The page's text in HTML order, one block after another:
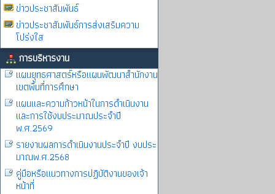
ข่าวประชาสัมพันธ์
ข่าวประชาสัมพันธ์การส่งเสริมความ
โปร่งใส
การบริหารงาน
แผนยุทธศาสตร์หรือแผนพัฒนาสำนักงาน
เขตพื้นที่การศึกษา
แผนและความก้าวหน้าในการดำเนินงาน
และการใช้งบประมาณประจำปี
พ.ศ.2569
รายงานผลการดำเนินงานประจำปี งบประ
มาณพ.ศ.2568
คู่มือหรือแนวทางการปฏิบัติงานของเจ้า
หน้าที่